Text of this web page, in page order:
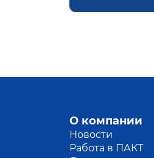
О компании
Новости
Работа в ПАКТ